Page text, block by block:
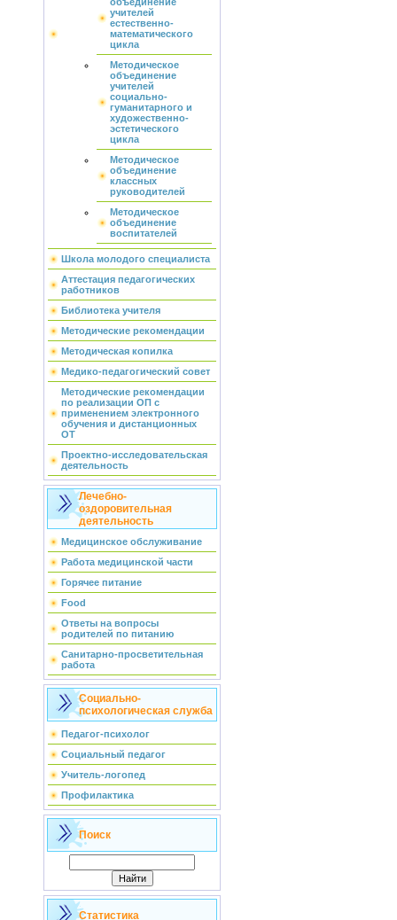
учителей
естественно-
математического
цикла
Методическое
объединение
учителей
социально-
гуманитарного и
художественно-
эстетического
цикла
Методическое
объединение
классных
руководителей
Методическое
объединение
воспитателей
Школа молодого специалиста
Аттестация педагогических
работников
Библиотека учителя
Методические рекомендации
Методическая копилка
Медико-педагогический совет
Методические рекомендации
по реализации ОП с
применением электронного
обучения и дистанционных
ОТ
Проектно-исследовательская
деятельность
Лечебно-
оздоровительная
деятельность
Медицинское обслуживание
Работа медицинской части
Горячее питание
Food
Ответы на вопросы
родителей по питанию
Санитарно-просветительная
работа
Социально-
психологическая служба
Педагог-психолог
Социальный педагог
Учитель-логопед
Профилактика
Поиск
Статистика